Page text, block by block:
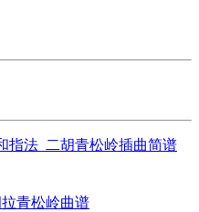
指法_二胡青松岭插曲简谱
青松岭曲谱